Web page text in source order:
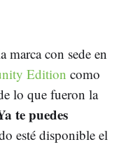
marca con sede en
Edition como
lo que fueron la
te puedes
esté disponible el